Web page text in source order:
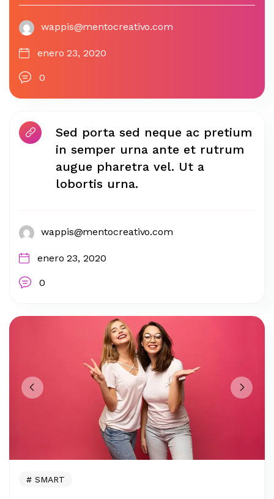
wappis@mentocreativo.com
enero 23, 2020
0
Sed porta sed neque ac pretium
in semper urna ante et rutrum
augue pharetra vel. Ut a
lobortis urna.
wappis@mentocreativo.com
enero 23, 2020
0
SMART